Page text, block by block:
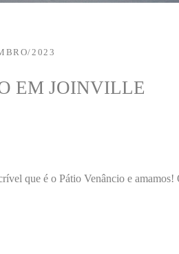
2023
EM JOINVILLE
que é o Pátio Venâncio e amamos!